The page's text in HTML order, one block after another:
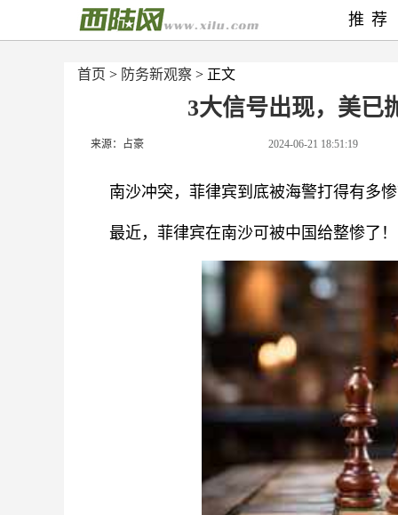
首页 > 防务新观察 > 正文
3大信号出现，美已
来源：占豪 2024-06-21 18:51:19
南沙冲突，菲律宾到底被海警打得有多
最近，菲律宾在南沙可被中国给整惨了！
推荐